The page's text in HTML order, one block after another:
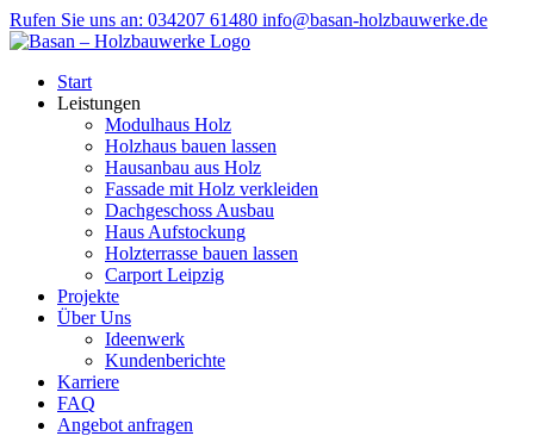
Zum
Inhalt
Rufen Sie uns an: 034207 61480 info@basan-holzbauwerke.de
Start
Leistungen
Modulhaus Holz
Holzhaus bauen lassen
Hausanbau aus Holz
Fassade mit Holz verkleiden
Dachgeschoss Ausbau
Haus Aufstockung
Holzterrasse bauen lassen
Carport Leipzig
Projekte
Über Uns
Ideenwerk
Kundenberichte
Karriere
FAQ
Angebot anfragen